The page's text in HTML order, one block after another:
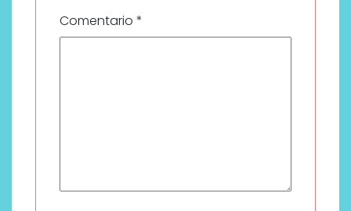
Comentario *